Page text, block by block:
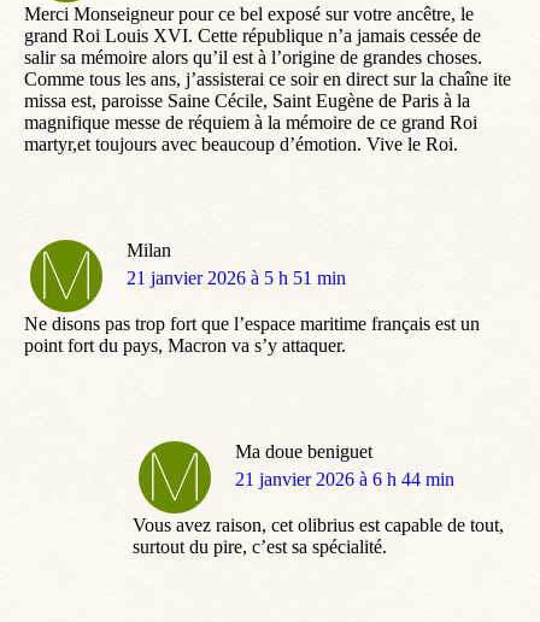
Merci Monseigneur pour ce bel exposé sur votre ancêtre, le
grand Roi Louis XVI. Cette république n’a jamais cessée de
salir sa mémoire alors qu’il est à l’origine de grandes choses.
Comme tous les ans, j’assisterai ce soir en direct sur la chaîne ite
missa est, paroisse Saine Cécile, Saint Eugène de Paris à la
magnifique messe de réquiem à la mémoire de ce grand Roi
martyr,et toujours avec beaucoup d’émotion. Vive le Roi.
Milan
dit
21 janvier 2026 à 5 h 51 min
Ne disons pas trop fort que l’espace maritime français est un
point fort du pays, Macron va s’y attaquer.
Ma doue beniguet
dit
21 janvier 2026 à 6 h 44 min
Vous avez raison, cet olibrius est capable de tout,
surtout du pire, c’est sa spécialité.